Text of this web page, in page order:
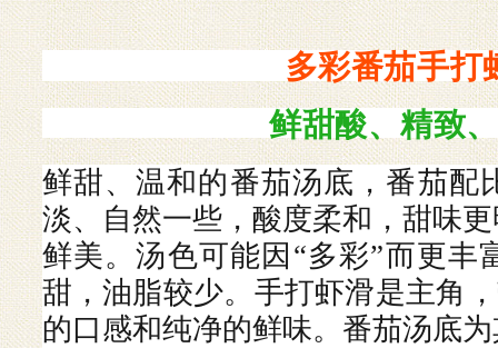
多彩番茄手打
鲜甜酸、精致
鲜甜、温和的番茄汤底，番茄配
淡、自然一些，酸度柔和，甜味
鲜美。汤色可能因 “多彩”而更丰
甜，油脂较少。手打虾滑是主角
的口感和纯净的鲜味。番茄汤底